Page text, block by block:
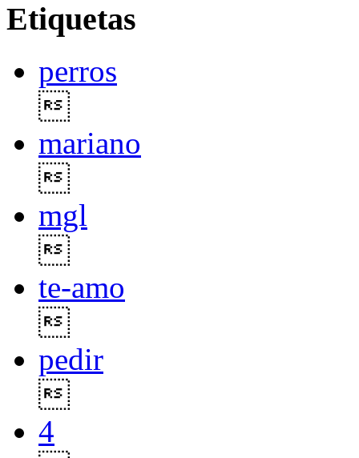
Etiquetas
perros
mariano
mgl
te-amo
pedir
4